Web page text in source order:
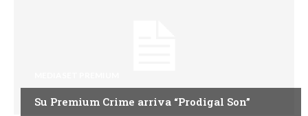
Su Premium Crime arriva “Prodigal Son”